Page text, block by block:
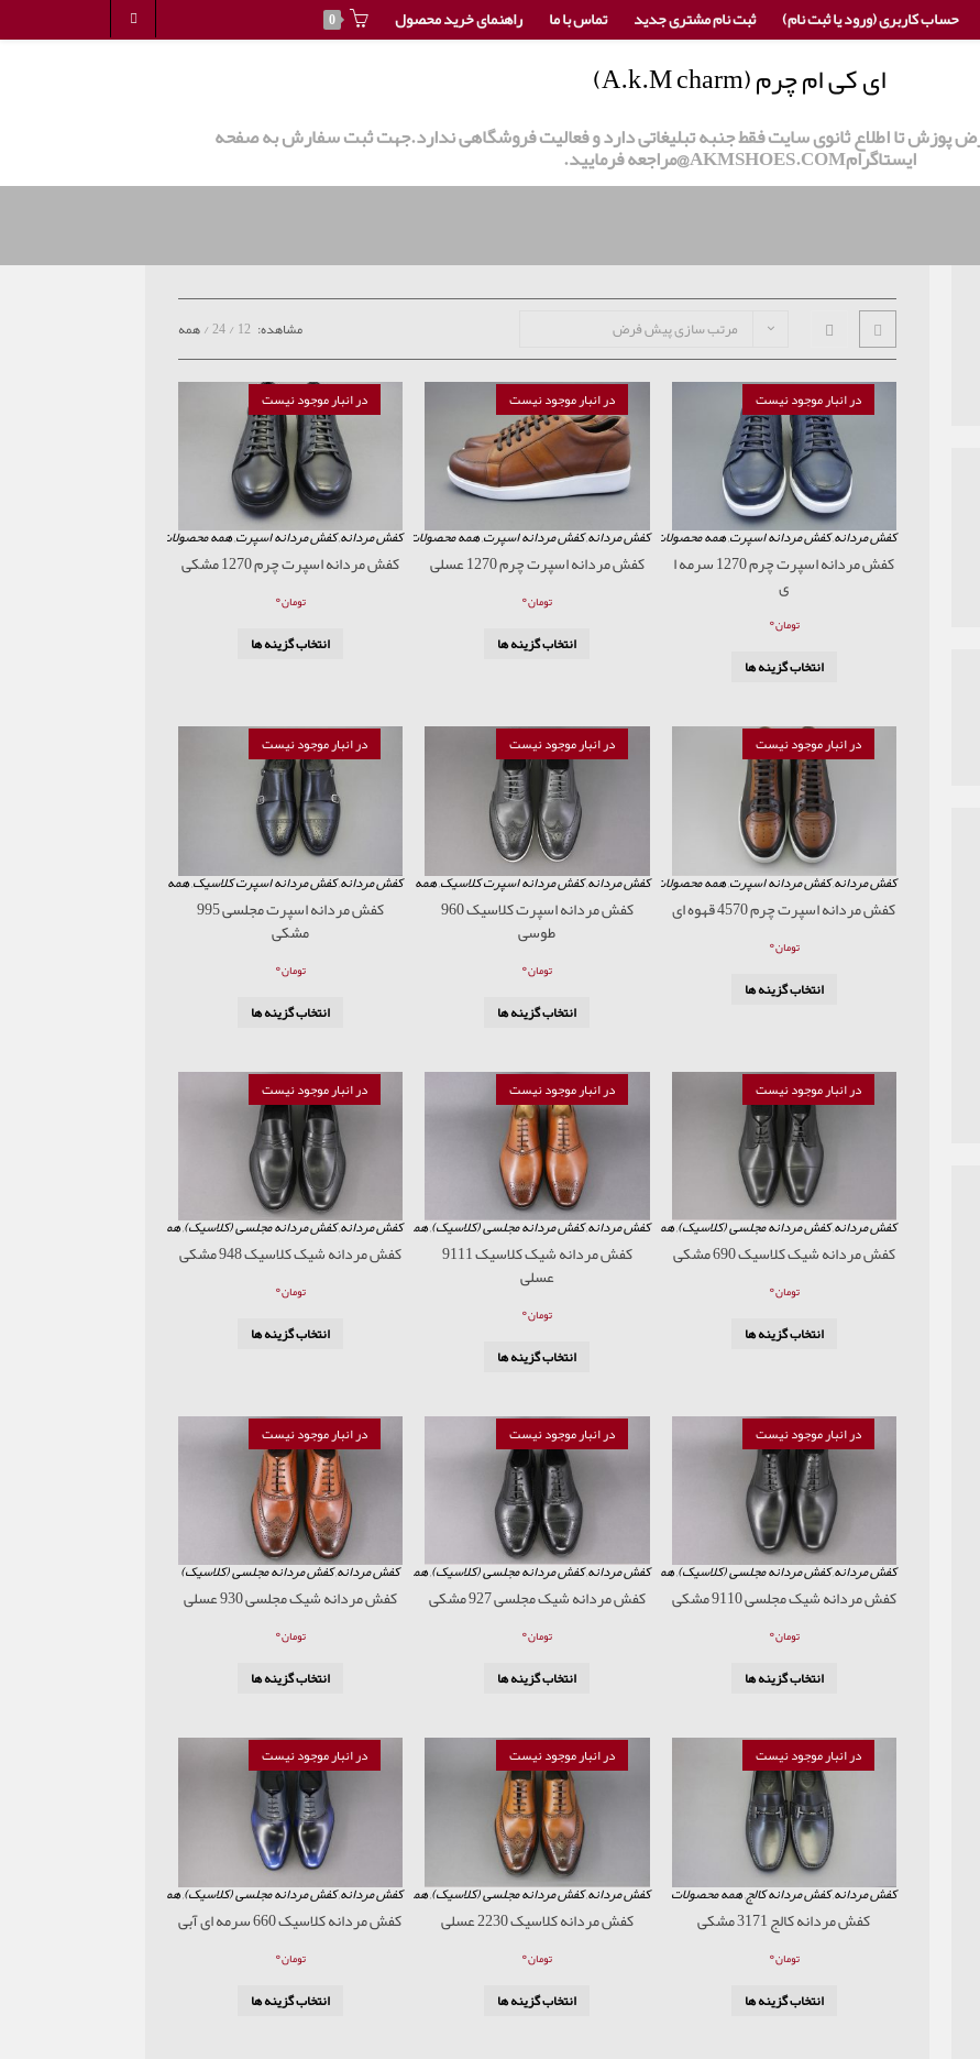
حساب کاربری (ورود یا ثبت نام) ثبت نام مشتری جدید تماس با ما راهنمای خرید محصول 0
ای کی ام چرم (A.k.M charm)
پوزش تا اطلاع ثانوی سایت فقط جنبه تبلیغاتی دارد و فعالیت فروشگاهی ندارد.جهت ثبت سفارش به صفحه
ایستاگرامAKMSHOES.COM@مراجعه فرمایید.
مرتب سازی پیش فرض مشاهده: 12
24 همه
در انبار موجود نیست
کفش مردانه,کفش مردانه اسپرت,همه محصولات
کفش مردانه اسپرت چرم 1270 سرمه ا
ی
تومان۰
انتخاب گزینه ها
در انبار موجود نیست
کفش مردانه,کفش مردانه اسپرت,همه محصولات
کفش مردانه اسپرت چرم 1270 عسلی
تومان۰
انتخاب گزینه ها
در انبار موجود نیست
کفش مردانه,کفش مردانه اسپرت,همه محصولات
کفش مردانه اسپرت چرم 1270 مشکی
تومان۰
انتخاب گزینه ها
در انبار موجود نیست
کفش مردانه,کفش مردانه اسپرت,همه محصولات
کفش مردانه اسپرت چرم 4570 قهوه ای
تومان۰
انتخاب گزینه ها
در انبار موجود نیست
کفش مردانه,کفش مردانه اسپرت کلاسیک,همه محصولات
کفش مردانه اسپرت کلاسیک 960
طوسی
تومان۰
انتخاب گزینه ها
در انبار موجود نیست
کفش مردانه,کفش مردانه اسپرت کلاسیک,همه محصولات
کفش مردانه اسپرت مجلسی 995
مشکی
تومان۰
انتخاب گزینه ها
در انبار موجود نیست
کفش مردانه,کفش مردانه مجلسی (کلاسیک),همه محصولات
کفش مردانه شیک کلاسیک 690 مشکی
تومان۰
انتخاب گزینه ها
در انبار موجود نیست
کفش مردانه,کفش مردانه مجلسی (کلاسیک),همه محصولات
کفش مردانه شیک کلاسیک 9111
عسلی
تومان۰
انتخاب گزینه ها
در انبار موجود نیست
کفش مردانه,کفش مردانه مجلسی (کلاسیک),همه محصولات
کفش مردانه شیک کلاسیک 948 مشکی
تومان۰
انتخاب گزینه ها
در انبار موجود نیست
کفش مردانه,کفش مردانه مجلسی (کلاسیک),همه محصولات
کفش مردانه شیک مجلسی 9110 مشکی
تومان۰
انتخاب گزینه ها
در انبار موجود نیست
کفش مردانه,کفش مردانه مجلسی (کلاسیک),همه محصولات
کفش مردانه شیک مجلسی 927 مشکی
تومان۰
انتخاب گزینه ها
در انبار موجود نیست
کفش مردانه,کفش مردانه مجلسی (کلاسیک)
کفش مردانه شیک مجلسی 930 عسلی
تومان۰
انتخاب گزینه ها
در انبار موجود نیست
کفش مردانه,کفش مردانه کالج,همه محصولات
کفش مردانه کالج 3171 مشکی
تومان۰
انتخاب گزینه ها
در انبار موجود نیست
کفش مردانه,کفش مردانه مجلسی (کلاسیک),همه محصولات
کفش مردانه کلاسیک 2230 عسلی
تومان۰
انتخاب گزینه ها
در انبار موجود نیست
کفش مردانه,کفش مردانه مجلسی (کلاسیک),همه محصولات
کفش مردانه کلاسیک 660 سرمه ای آبی
تومان۰
انتخاب گزینه ها